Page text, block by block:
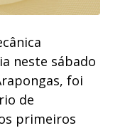
neste sábado
foi
de
primeiros